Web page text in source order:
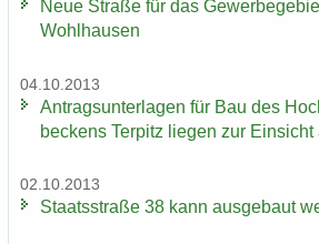
Neue Stra­ße für das
Wohlhausen
04.10.2013
An­trags­un­ter­la­gen für Bau des
be­ckens Ter­pitz lie­gen zur Ein­sicht
02.10.2013
Staats­stra­ße 38 kann aus­ge­baut